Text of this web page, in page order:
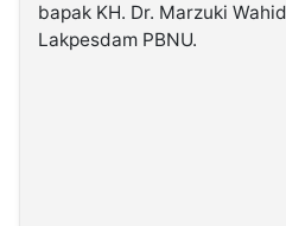
bapak KH. Dr. Marzuki
Lakpesdam PBNU.